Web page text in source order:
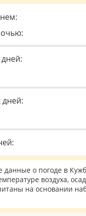
о погоде в
воздуха,
на основании